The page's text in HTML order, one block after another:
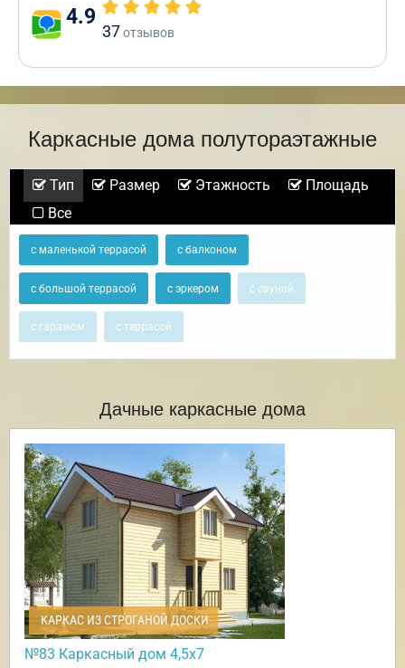
4.9
37отзывов
Каркасные дома полутораэтажные
Тип Размер Этажность
Площадь
Все
с маленькой террасой с балконом
с большой террасой с эркером с сауной
с гаражом с террасой
Дачные каркасные дома
КАРКАС ИЗ СТРОГАНОЙ ДОСКИ
№83 Каркасный дом 4,5х7